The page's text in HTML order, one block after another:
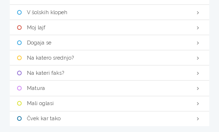
V šolskih klopeh
Moj lajf
Dogaja se
Na katero srednjo?
Na kateri faks?
Matura
Mali oglasi
Čvek kar tako